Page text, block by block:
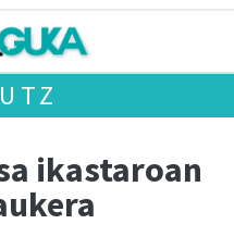
ikastaroan